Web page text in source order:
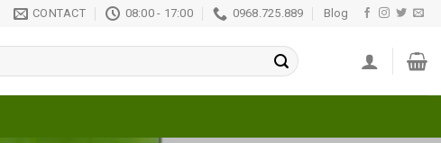
CONTACT 08:00 - 17:00 0968.725.889 Blog